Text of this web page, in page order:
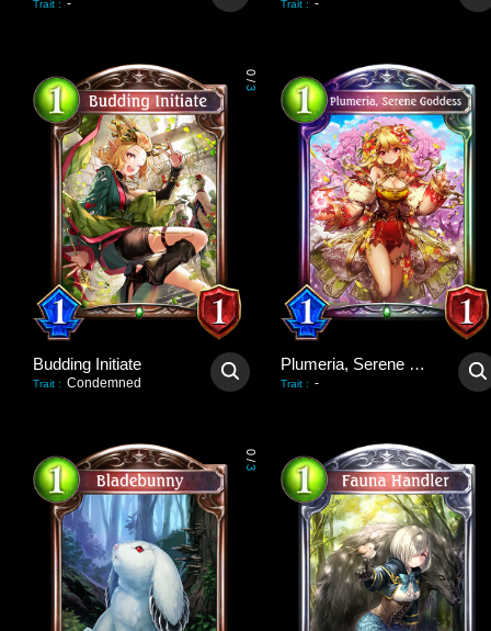
Trait : - Trait : -
0
/
3
Budding Initiate
Trait : Condemned
Plumeria, Serene Goddess
Trait : -
0
/
3